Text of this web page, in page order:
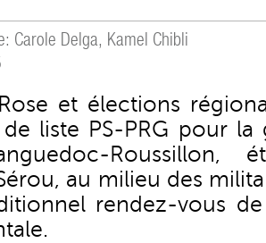
Carole Delga, Kamel Chibli
et élections
de liste PS-PRG pour
au milieu des
rendez-vous